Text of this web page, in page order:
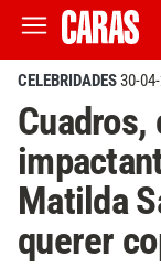
CELEBRIDADES30-
Matilda
querer